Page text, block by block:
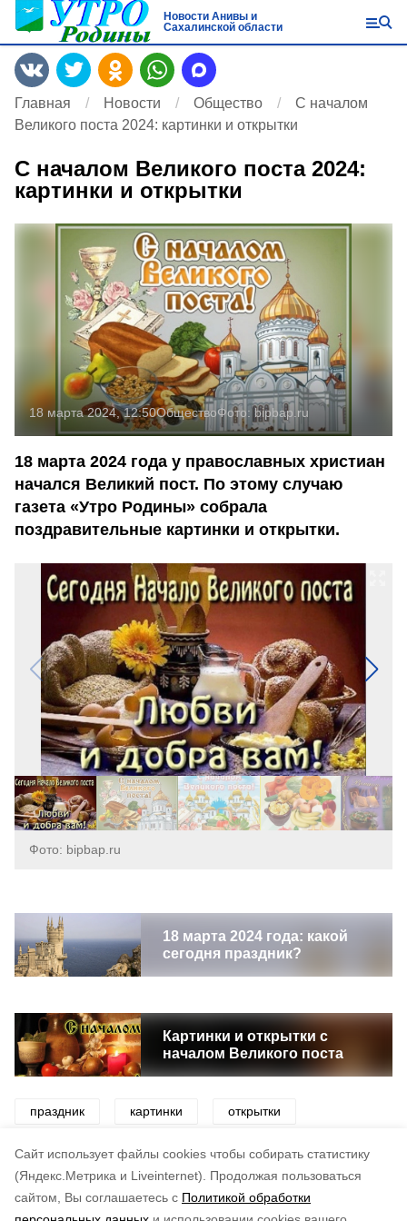
Cайт использует файлы cookies чтобы собирать статистику
(Яндекс.Метрика и Liveinternet).
Продолжая пользоваться
сайтом, Вы соглашаетесь с Политикой обработки
Новости Анивы и
Сахалинской области
Главная Новости Общество
С началом
Великого поста 2024: картинки и открытки
С началом Великого поста 2024:
картинки и открытки
18 марта 2024, 12:50ОбществоФото: bipbap.ru
18 марта 2024 года у православных христиан
начался Великий пост. По этому случаю
газета «Утро Родины» собрала
поздравительные картинки и открытки.
Фото: bipbap.ru
18 марта 2024 года: какой
сегодня праздник?
Картинки и открытки с
началом Великого поста
праздник картинки открытки
поздравление великий пост